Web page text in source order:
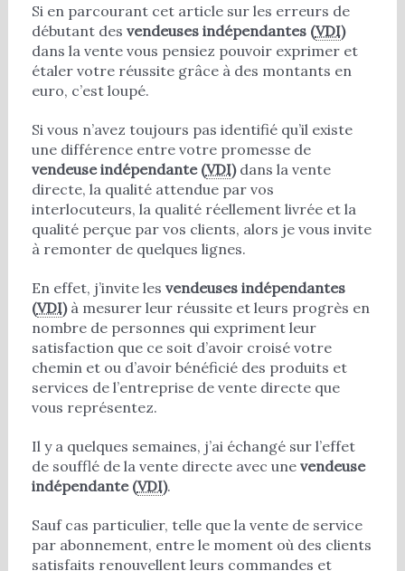
Si en parcourant cet article sur les erreurs de
débutant des vendeuses indépendantes (VDI)
dans la vente vous pensiez pouvoir exprimer et
étaler votre réussite grâce à des montants en
euro, c’est loupé.
Si vous n’avez toujours pas identifié qu’il existe
une différence entre votre promesse de
vendeuse indépendante (VDI) dans la vente
directe, la qualité attendue par vos
interlocuteurs, la qualité réellement livrée et la
qualité perçue par vos clients, alors je vous invite
à remonter de quelques lignes.
En effet, j’invite les vendeuses indépendantes
(VDI) à mesurer leur réussite et leurs progrès en
nombre de personnes qui expriment leur
satisfaction que ce soit d’avoir croisé votre
chemin et ou d’avoir bénéficié des produits et
services de l’entreprise de vente directe que
vous représentez.
Il y a quelques semaines, j’ai échangé sur l’effet
de soufflé de la vente directe avec une vendeuse
indépendante (VDI).
Sauf cas particulier, telle que la vente de service
par abonnement, entre le moment où des clients
satisfaits renouvellent leurs commandes et